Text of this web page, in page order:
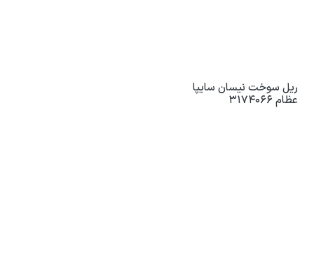
ریل سوخت نیسان سایپا
عظام 3174066